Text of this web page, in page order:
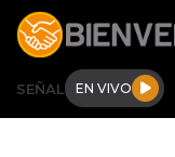
Click acá para ir
SEÑAL EN VIVO